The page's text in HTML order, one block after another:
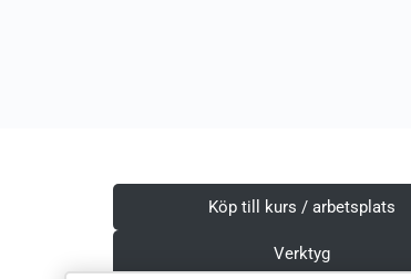
Köp till kurs / arbetsplats
Verktyg